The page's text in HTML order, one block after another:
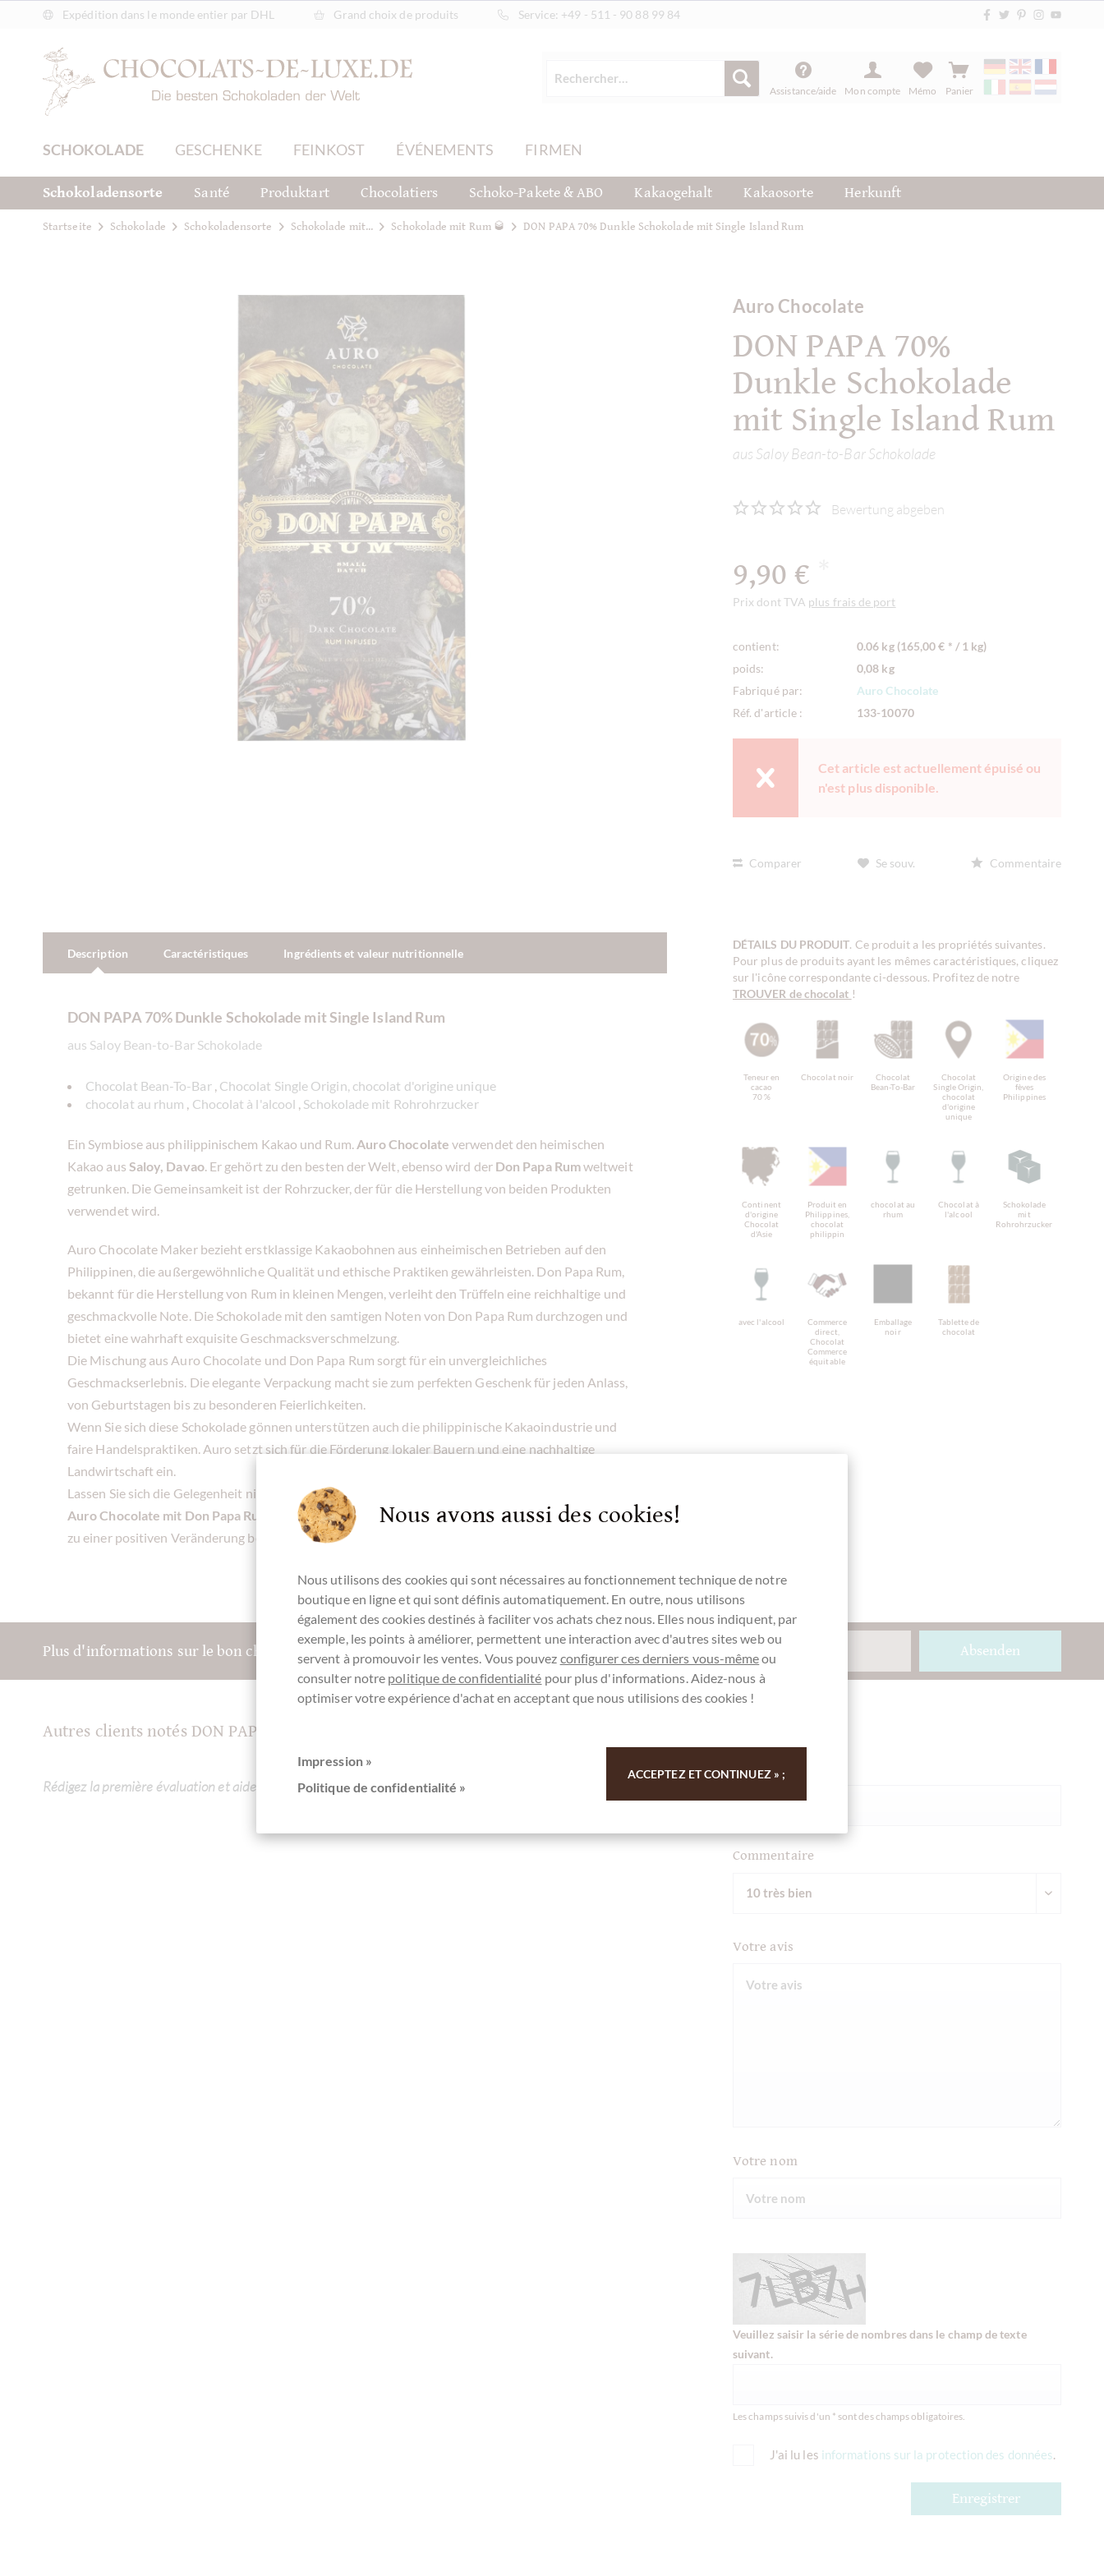
Expédition dans le monde entier par DHL Grand choix de produits Service: +49 - 511 - 90 88 99 84
Assistance/aide Mon compte Mémo Panier
SCHOKOLADE GESCHENKE FEINKOST ÉVÉNEMENTS FIRMEN
Schokoladensorte Santé Produktart Chocolatiers Schoko-Pakete & ABO Kakaogehalt Kakaosorte Herkunft
Startseite Schokolade Schokoladensorte Schokolade mit... Schokolade mit Rum 🥃 DON PAPA 70% Dunkle Schokolade mit Single Island Rum
Auro Chocolate
DON PAPA 70%
Dunkle Schokolade
mit Single Island Rum
aus Saloy Bean-to-Bar Schokolade
Bewertung abgeben
9,90 €
Prix dont TVA plus frais de port
contient:
0.06 kg (165,00 € * / 1 kg)
poids:
0,08 kg
Fabriqué par:
Auro Chocolate
Réf. d'article :
133-10070
Cet article est actuellement épuisé ou
n'est plus disponible.
Comparer Se souv. Commentaire
Description Caractéristiques Ingrédients et valeur nutritionnelle
DON PAPA 70% Dunkle Schokolade mit Single Island Rum
aus Saloy Bean-to-Bar Schokolade
Chocolat Bean-To-Bar , Chocolat Single Origin, chocolat d'origine unique
chocolat au rhum , Chocolat à l'alcool , Schokolade mit Rohrohrzucker
Ein Symbiose aus philippinischem Kakao und Rum. Auro Chocolate verwendet den heimischen
Kakao aus Saloy, Davao. Er gehört zu den besten der Welt, ebenso wird der Don Papa Rumweltweit
getrunken. Die Gemeinsamkeit ist der Rohrzucker, der für die Herstellung von beiden Produkten
verwendet wird.
Auro Chocolate Maker bezieht erstklassige Kakaobohnen aus einheimischen Betrieben auf den
Philippinen, die außergewöhnliche Qualität und ethische Praktiken gewährleisten. Don Papa Rum,
bekannt für die Herstellung von Rum in kleinen Mengen, verleiht den Trüffeln eine reichhaltige und
geschmackvolle Note. Die Schokolade mit den samtigen Noten von Don Papa Rum durchzogen und
bietet eine wahrhaft exquisite Geschmacksverschmelzung.
Die Mischung aus Auro Chocolate und Don Papa Rum sorgt für ein unvergleichliches
Geschmackserlebnis. Die elegante Verpackung macht sie zum perfekten Geschenk für jeden Anlass,
von Geburtstagen bis zu besonderen Feierlichkeiten.
Wenn Sie sich diese Schokolade gönnen unterstützen auch die philippinische Kakaoindustrie und
faire Handelspraktiken. Auro setzt sich für die Förderung lokaler Bauern und eine nachhaltige
Landwirtschaft ein.
Lassen Sie sich die Gelegenheit nicht entgehen, die Dekadenz der
Auro Chocolate mit Don Papa Rum
zu genießen. Erfreuen Sie Ihre Geschmacksnerven und tragen Sie
zu einer positiven Veränderung bei.
DÉTAILS DU PRODUIT. Ce produit a les propriétés suivantes.
Pour plus de produits ayant les mêmes caractéristiques, cliquez
sur l'icône correspondante ci-dessous. Profitez de notre
TROUVER de chocolat !
Teneur en
cacao
70 %
Chocolat noir
Chocolat
Bean-To-Bar
Chocolat
Single Origin,
chocolat
d'origine
unique
Origine des
fèves
Philippines
Continent
d'origine
Chocolat
d'Asie
Produit en
Philippines,
chocolat
philippin
chocolat au
rhum
Chocolat à
l'alcool
Schokolade
mit
Rohrohrzucker
avec l'alcool
Commerce
direct,
Chocolat
Commerce
équitable
Emballage
noir
Tablette de
chocolat
Plus d'informations sur le bon chocolat? Inscrivez-vous ici pour notre SchokoNEWS: Absenden
Autres clients notés DON PAPA 70% Dunkle Schokolade mit Single Island Rum
Rédigez la première évaluation et aidez les autres clients. Merci pour votre soutien.
Résumé
Commentaire
Votre avis
Votre nom
Veuillez saisir la série de nombres dans le champ de texte
suivant.
Les champs suivis d'un * sont des champs obligatoires.
J'ai lu les informations sur la protection des données.
Enregistrer
Nous avons aussi des cookies!
Nous utilisons des cookies qui sont nécessaires au fonctionnement technique de notre
boutique en ligne et qui sont définis automatiquement. En outre, nous utilisons
également des cookies destinés à faciliter vos achats chez nous. Elles nous indiquent, par
exemple, les points à améliorer, permettent une interaction avec d'autres sites web ou
servent à promouvoir les ventes. Vous pouvez configurer ces derniers vous-mêmeou
consulter notre politique de confidentialité pour plus d'informations. Aidez-nous à
optimiser votre expérience d'achat en acceptant que nous utilisions des cookies !
Impression »
Politique de confidentialité »
ACCEPTEZ ET CONTINUEZ » ;